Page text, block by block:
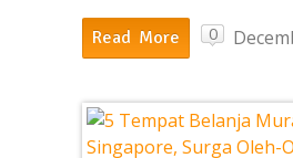
Read More 0